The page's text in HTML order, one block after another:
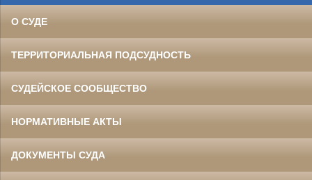
О СУДЕ
ТЕРРИТОРИАЛЬНАЯ ПОДСУДНОСТЬ
СУДЕЙСКОЕ СООБЩЕСТВО
НОРМАТИВНЫЕ АКТЫ
ДОКУМЕНТЫ СУДА